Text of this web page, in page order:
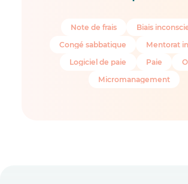
Note de frais
Biais
Congé sabbatique
Mentorat
Logiciel de paie
Paie
Micromanagement